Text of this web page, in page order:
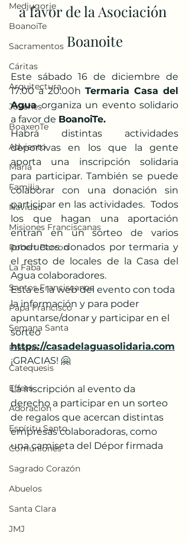
Medjugorje
BoanoiTe
Sacramentos
Cáritas
Arquitectura
Jóvenes
BoaxenTe
Adviento
María
Familia
Navidad
Misiones Franciscanas
Robert Barron
La Faba
Santos Franciscanos
Papa Francisco
Semana Santa
Pascua
Catequesis
Effetá
Adoración
Espíritu Santo
Comuniones
Sagrado Corazón
Abuelos
Santa Clara
JMJ
a favor de la Asociación
Boanoite
Este sábado 16 de diciembre de
17:00 a 20:00h Termaria Casa del
Agua organiza un evento solidario
a favor de BoanoiTe.
Habrá distintas actividades
deportivas en los que la gente
aporta una inscripción solidaria
para participar. También se puede
colaborar con una donación sin
participar en las actividades.  Todos
los que hagan una aportación
entran en un sorteo de varios
productos donados por termaria y
el resto de locales de la Casa del
Agua colaboradores.
Esta es la web del evento con toda
la información y para poder
apuntarse/donar y participar en el
sorteo
https://casadelaguasolidaria.com
¡GRACIAS! 🤗
La inscripción al evento da
derecho a participar en un sorteo
de regalos que acercan distintas
empresas colaboradoras, como
una camiseta del Dépor firmada